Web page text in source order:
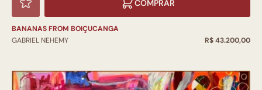
COMPRAR
BANANAS FROM BOIÇUCANGA
GABRIEL NEHEMY
R$ 43.200,00